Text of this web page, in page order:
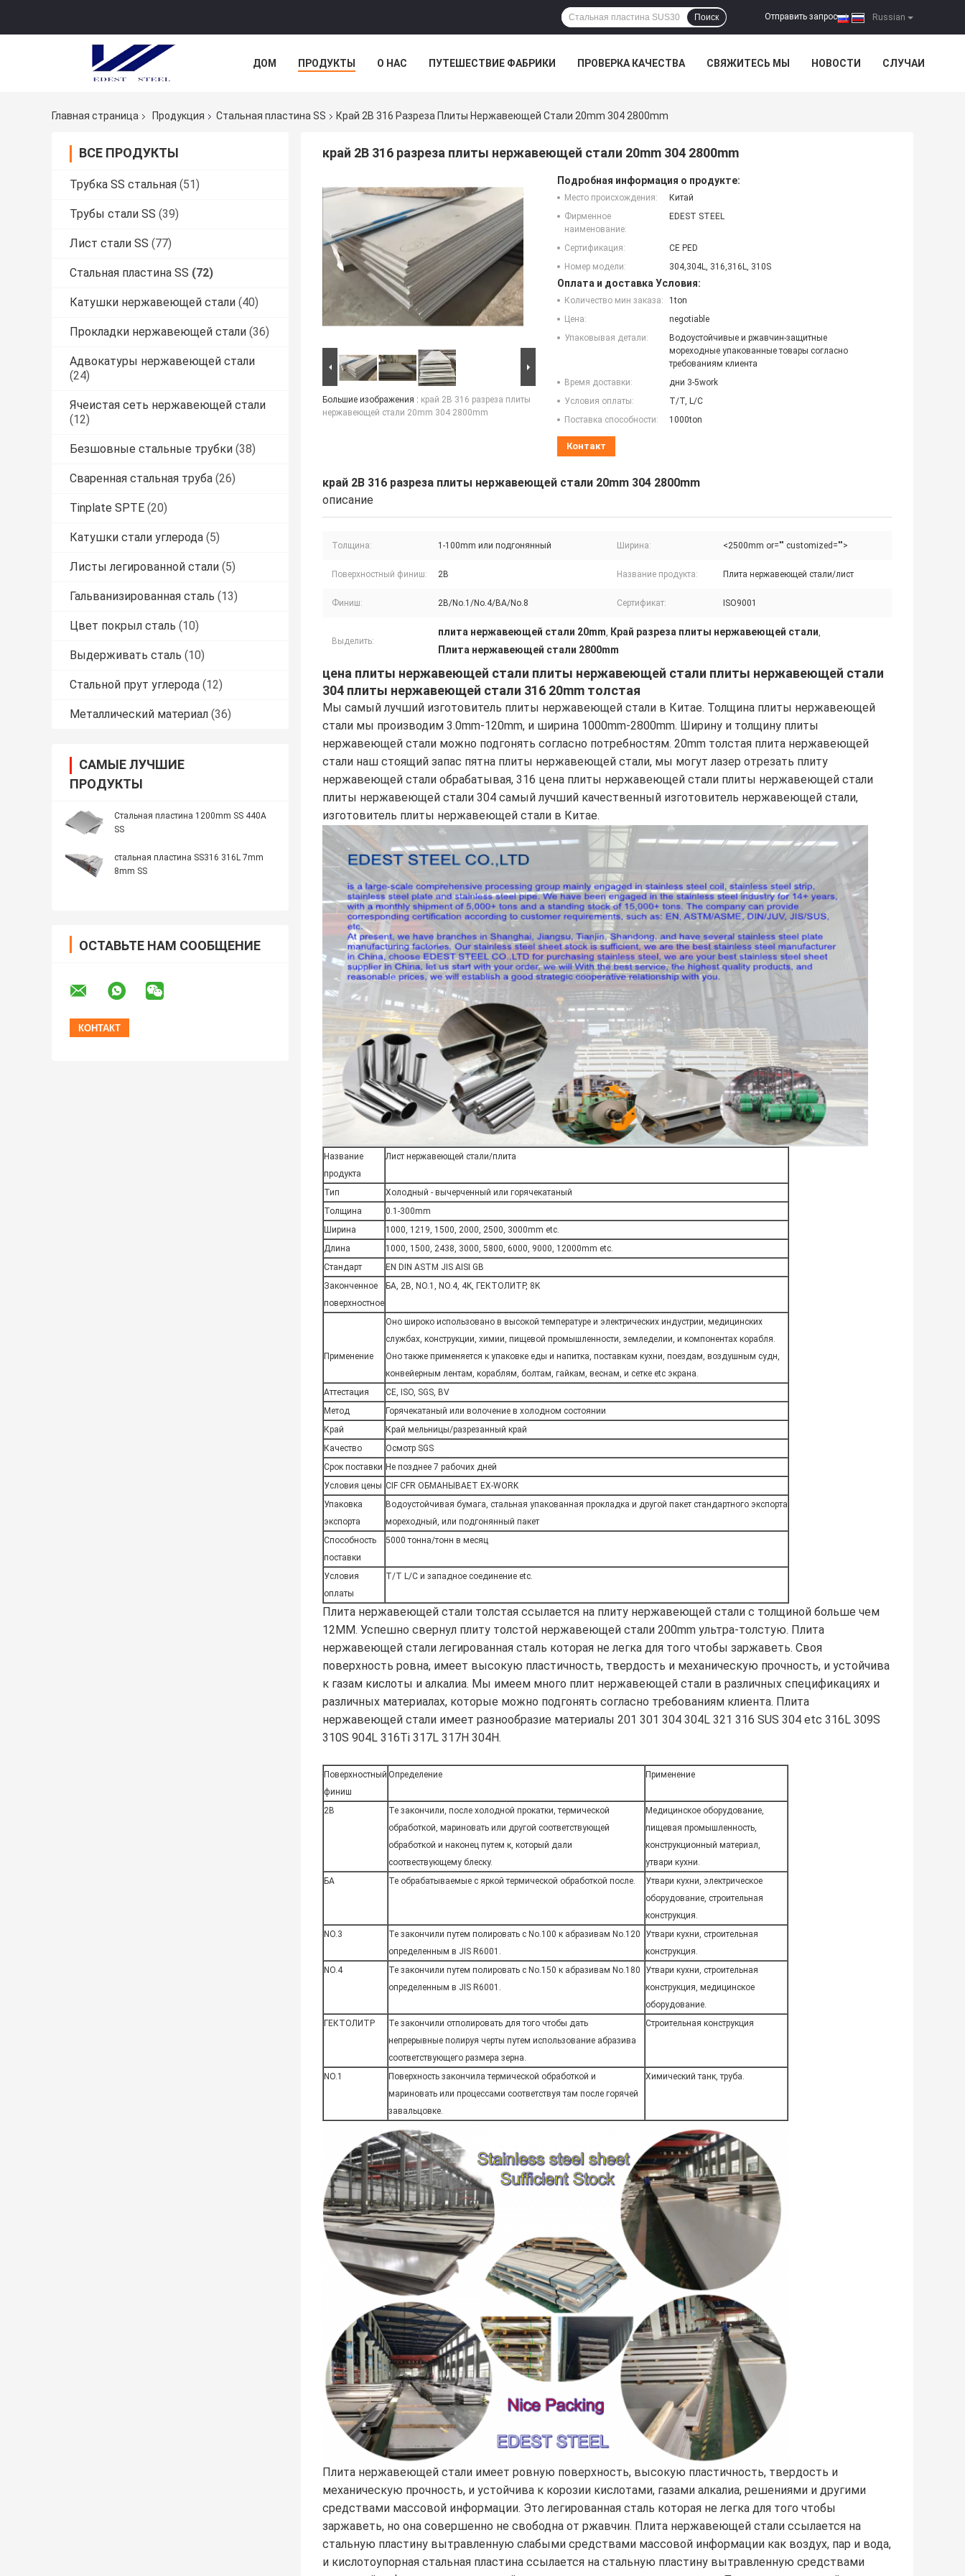
Russian
Отправить запрос |
Поиск
ДОМ ПРОДУКТЫ О НАС ПУТЕШЕСТВИЕ ФАБРИКИ ПРОВЕРКА КАЧЕСТВА СВЯЖИТЕСЬ МЫ НОВОСТИ СЛУЧАИ
Главная страница Продукция Стальная пластина SS Край 2B 316 Разреза Плиты Нержавеющей Стали 20mm 304 2800mm
ВСЕ ПРОДУКТЫ
Трубка SS стальная (51)
Трубы стали SS (39)
Лист стали SS (77)
Стальная пластина SS (72)
Катушки нержавеющей стали (40)
Прокладки нержавеющей стали (36)
Адвокатуры нержавеющей стали
(24)
Ячеистая сеть нержавеющей стали
(12)
Безшовные стальные трубки (38)
Сваренная стальная труба (26)
Tinplate SPTE (20)
Катушки стали углерода (5)
Листы легированной стали (5)
Гальванизированная сталь (13)
Цвет покрыл сталь (10)
Выдерживать сталь (10)
Стальной прут углерода (12)
Металлический материал (36)
САМЫЕ ЛУЧШИЕ
ПРОДУКТЫ
Стальная пластина 1200mm SS 440A
SS
стальная пластина SS316 316L 7mm
8mm SS
ОСТАВЬТЕ НАМ СООБЩЕНИЕ
край 2B 316 разреза плиты нержавеющей стали 20mm 304 2800mm
Большие изображения : край 2B 316 разреза плиты
нержавеющей стали 20mm 304 2800mm
Подробная информация о продукте:
Место происхождения:
Китай
Фирменное
наименование:
EDEST STEEL
Сертификация:
CE PED
Номер модели:
304,304L, 316,316L, 310S
Оплата и доставка Условия:
Количество мин заказа:
1ton
Цена:
negotiable
Упаковывая детали:
Водоустойчивые и ржавчин-защитные
мореходные упакованные товары согласно
требованиям клиента
Время доставки:
дни 3-5work
Условия оплаты:
T/T, L/C
Поставка способности:
1000ton
Контакт
край 2B 316 разреза плиты нержавеющей стали 20mm 304 2800mm
описание
Толщина: 1-100mm или подгонянный Ширина: <2500mm or="" customized="">
Поверхностный финиш: 2B Название продукта: Плита нержавеющей стали/лист
Финиш: 2B/No.1/No.4/BA/No.8 Сертификат: ISO9001
Выделить:
плита нержавеющей стали 20mm, Край разреза плиты нержавеющей стали,
Плита нержавеющей стали 2800mm
цена плиты нержавеющей стали плиты нержавеющей стали плиты нержавеющей стали
304 плиты нержавеющей стали 316 20mm толстая
Мы самый лучший изготовитель плиты нержавеющей стали в Китае. Толщина плиты нержавеющей
стали мы производим 3.0mm-120mm, и ширина 1000mm-2800mm. Ширину и толщину плиты
нержавеющей стали можно подгонять согласно потребностям. 20mm толстая плита нержавеющей
стали наш стоящий запас пятна плиты нержавеющей стали, мы могут лазер отрезать плиту
нержавеющей стали обрабатывая, 316 цена плиты нержавеющей стали плиты нержавеющей стали
плиты нержавеющей стали 304 самый лучший качественный изготовитель нержавеющей стали,
изготовитель плиты нержавеющей стали в Китае.
Название
продукта
Лист нержавеющей стали/плита
Тип
Холодный - вычерченный или горячекатаный
Толщина
0.1-300mm
Ширина
1000, 1219, 1500, 2000, 2500, 3000mm etc.
Длина
1000, 1500, 2438, 3000, 5800, 6000, 9000, 12000mm etc.
Стандарт
EN DIN ASTM JIS AISI GB
Законченное
поверхностное
БА, 2B, NO.1, NO.4, 4K, ГЕКТОЛИТР, 8K
Применение
Оно широко использовано в высокой температуре и электрических индустрии, медицинских
службах, конструкции, химии, пищевой промышленности, земледелии, и компонентах корабля.
Оно также применяется к упаковке еды и напитка, поставкам кухни, поездам, воздушным судн,
конвейерным лентам, кораблям, болтам, гайкам, веснам, и сетке etc экрана.
Аттестация
CE, ISO, SGS, BV
Метод
Горячекатаный или волочение в холодном состоянии
Край
Край мельницы/разрезанный край
Качество
Осмотр SGS
Срок поставки Не позднее 7 рабочих дней
Условия цены CIF CFR ОБМАНЫВАЕТ EX-WORK
Упаковка
экспорта
Водоустойчивая бумага, стальная упакованная прокладка и другой пакет стандартного экспорта
мореходный, или подгонянный пакет
Способность
поставки
5000 тонна/тонн в месяц
Условия
оплаты
T/T L/C и западное соединение etc.
Плита нержавеющей стали толстая ссылается на плиту нержавеющей стали с толщиной больше чем
12MM. Успешно свернул плиту толстой нержавеющей стали 200mm ультра-толстую. Плита
нержавеющей стали легированная сталь которая не легка для того чтобы заржаветь. Своя
поверхность ровна, имеет высокую пластичность, твердость и механическую прочность, и устойчива
к газам кислоты и алкалиа. Мы имеем много плит нержавеющей стали в различных спецификациях и
различных материалах, которые можно подгонять согласно требованиям клиента. Плита
нержавеющей стали имеет разнообразие материалы 201 301 304 304L 321 316 SUS 304 etc 316L 309S
310S 904L 316Ti 317L 317H 304H.
Поверхностный
финиш
Определение Применение
2B
Те закончили, после холодной прокатки, термической
обработкой, мариновать или другой соответствующей
обработкой и наконец путем к, который дали
соотвествующему блеску.
Медицинское оборудование,
пищевая промышленность,
конструкционный материал,
утвари кухни.
БА
Те обрабатываемые с яркой термической обработкой после.
Утвари кухни, электрическое
оборудование, строительная
конструкция.
NO.3
Те закончили путем полировать с No.100 к абразивам No.120
определенным в JIS R6001.
Утвари кухни, строительная
конструкция.
NO.4
Те закончили путем полировать с No.150 к абразивам No.180
определенным в JIS R6001.
Утвари кухни, строительная
конструкция, медицинское
оборудование.
ГЕКТОЛИТР
Те закончили отполировать для того чтобы дать
непрерывные полируя черты путем использование абразива
соответствующего размера зерна.
Строительная конструкция
NO.1
Поверхность закончила термической обработкой и
мариновать или процессами соответствуя там после горячей
завальцовке.
Химический танк, труба.
Плита нержавеющей стали имеет ровную поверхность, высокую пластичность, твердость и
механическую прочность, и устойчива к корозии кислотами, газами алкалиа, решениями и другими
средствами массовой информации. Это легированная сталь которая не легка для того чтобы
заржаветь, но она совершенно не свободна от ржавчин. Плита нержавеющей стали ссылается на
стальную пластину вытравленную слабыми средствами массовой информации как воздух, пар и вода,
и кислотоупорная стальная пластина ссылается на стальную пластину вытравленную средствами